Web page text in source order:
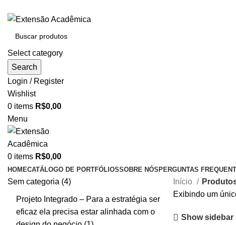
Select category
Search
Login / Register
Wishlist
0 items R$0,00
Menu
0 items R$0,00
HOMECATÁLOGO DE PORTFÓLIOSSOBRE NÓS PERGUNTAS
Sem categoria 4
Projeto Integrado – Para a estratégia ser
eficaz ela precisa estar alinhada com o
Início
Exibindo um
Show sidebar